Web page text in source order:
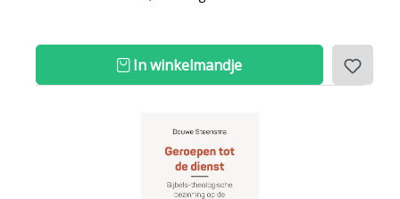
In winkelmandje